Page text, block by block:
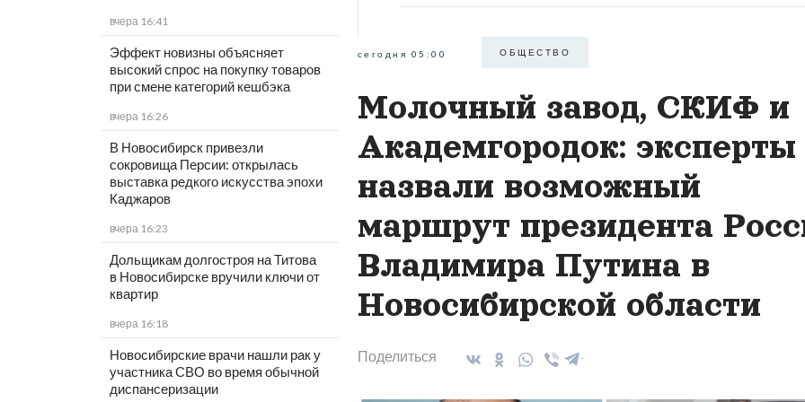
вчера 16:41
Эффект новизны объясняет
высокий спрос на покупку товаров
при смене категорий кешбэка
вчера 16:26
В Новосибирск привезли
сокровища Персии: открылась
выставка редкого искусства эпохи
Каджаров
вчера 16:23
Дольщикам долгостроя на Титова
в Новосибирске вручили ключи от
квартир
вчера 16:18
Новосибирские врачи нашли рак у
участника СВО во время обычной
диспансеризации
сегодня 05:00 ОБЩЕСТВО
Молочный завод, СКИФ и
Академгородок: эксперты
назвали возможный
маршрут президента
Владимира Путина в
Новосибирской области
Поделиться